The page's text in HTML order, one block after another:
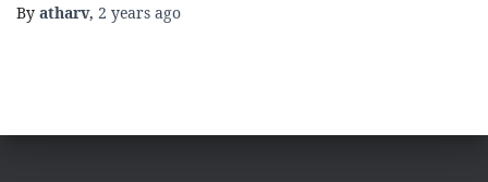
By atharv, 2 years ago